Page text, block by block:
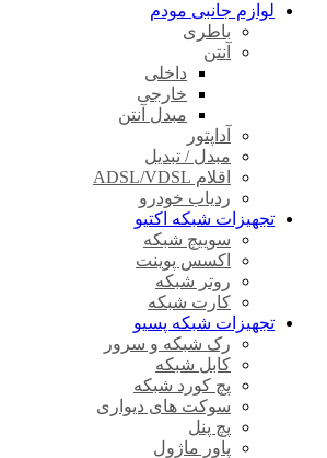
لوازم جانبی مودم
باطری
آنتن
داخلی
خارجی
مبدل آنتن
آداپتور
مبدل / تبدیل
اقلام ADSL/VDSL
ردیاب خودرو
تجهیزات شبکه اکتیو
سوییچ شبکه
اکسس پوینت
روتر شبکه
کارت شبکه
تجهیزات شبکه پسیو
رک شبکه و سرور
کابل شبکه
پچ کورد شبکه
سوکت های دیواری
پچ پنل
پاور ماژول